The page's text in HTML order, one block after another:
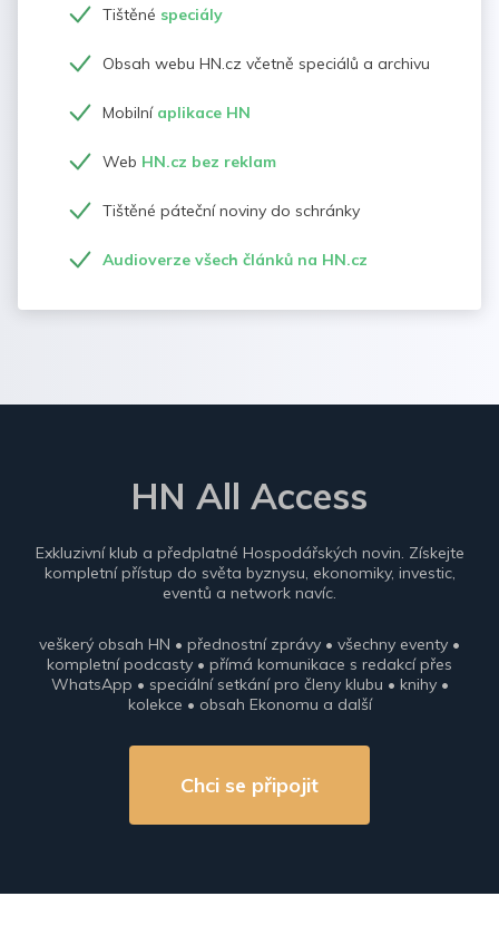
Tištěné speciály
Obsah webu HN.cz včetně speciálů a archivu
Mobilní aplikace HN
Web HN.cz bez reklam
Tištěné páteční noviny do schránky
Audioverze všech článků na HN.cz
HN All Access
Exkluzivní klub a předplatné Hospodářských novin. Získejte
kompletní přístup do světa byznysu, ekonomiky, investic,
eventů a network navíc.
veškerý obsah HN • přednostní zprávy • všechny eventy •
kompletní podcasty • přímá komunikace s redakcí přes
WhatsApp • speciální setkání pro členy klubu • knihy •
kolekce • obsah Ekonomu a další
Chci se připojit